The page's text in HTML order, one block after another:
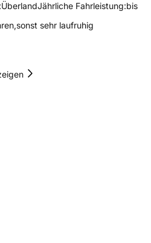
ÜberlandJährliche Fahrleistung:bis
sehr laufruhig